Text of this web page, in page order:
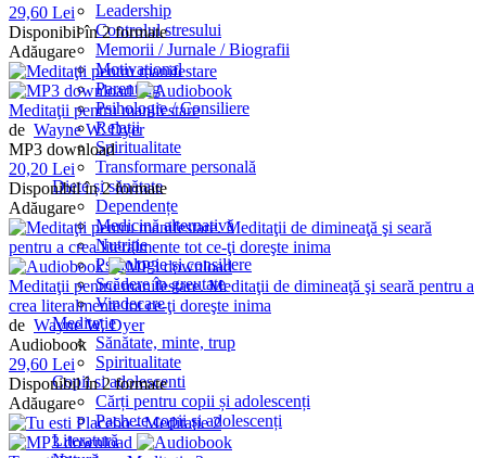
Leadership
Controlul stresului
Memorii / Jurnale / Biografii
Motivațional
Parenting
Psihologie / Consiliere
Relații
Spiritualitate
Transformare personală
Diete și sănătate
Dependențe
Medicină alternativă
Nutriție
Psihologie și consiliere
Scădere în greutate
Vindecare
Meditație
Sănătate, minte, trup
Spiritualitate
Copii si adolescenti
Cărți pentru copii și adolescenți
Pachete copii și adolescenți
Literatură
29,60 Lei
Disponibil în 2 formate
Adăugare
Meditaţii pentru manifestare
de Wayne W. Dyer
MP3 download
20,20 Lei
Disponibil în 2 formate
Adăugare
Meditaţii pentru manifestare. Meditaţii de dimineaţă şi seară pentru a
crea literalmente tot ce-ţi doreşte inima
de Wayne W. Dyer
Audiobook
29,60 Lei
Disponibil în 2 formate
Adăugare